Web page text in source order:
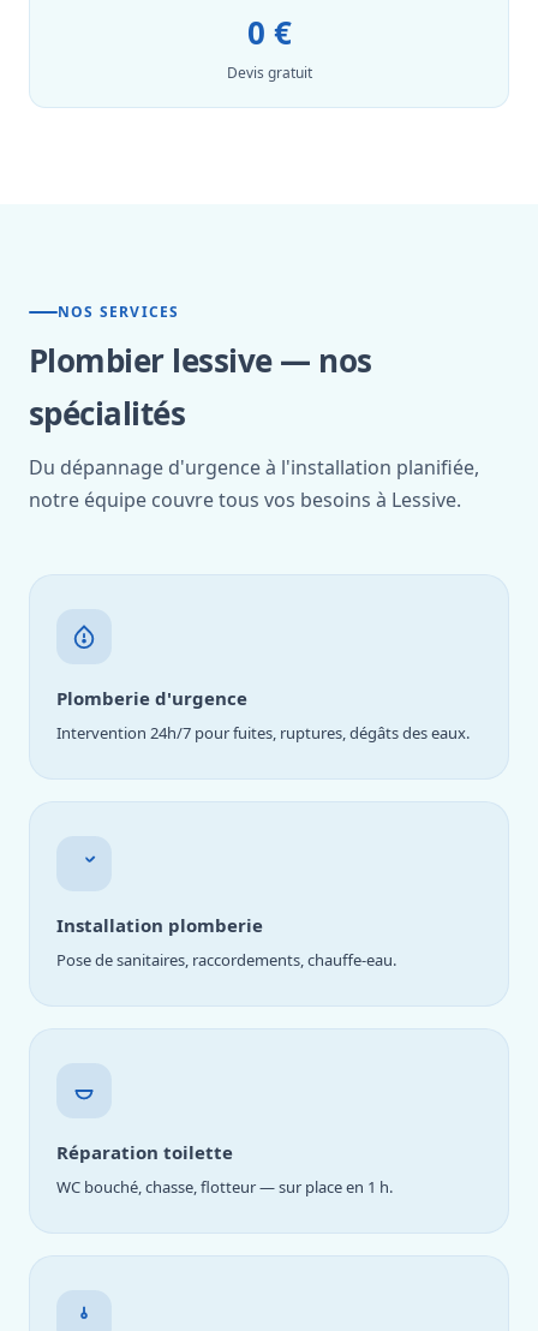
0 €
Devis gratuit
NOS SERVICES
Plombier lessive — nos
spécialités
Du dépannage d'urgence à l'installation planifiée,
notre équipe couvre tous vos besoins à Lessive.
Plomberie d'urgence
Intervention 24h/7 pour fuites, ruptures, dégâts des eaux.
Installation plomberie
Pose de sanitaires, raccordements, chauffe-eau.
Réparation toilette
WC bouché, chasse, flotteur — sur place en 1 h.